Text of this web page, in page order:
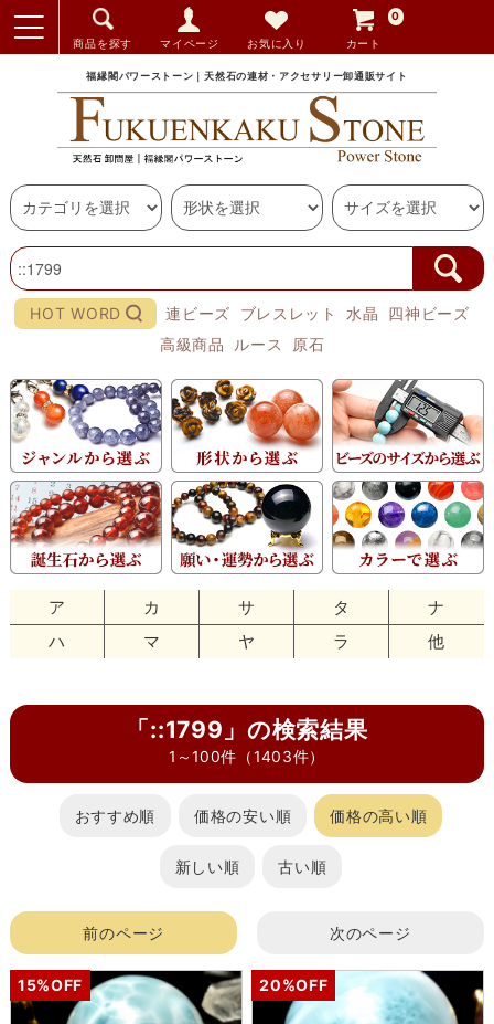
商品を探す マイページ お気に入り カート
0
福縁閣パワーストーン｜天然石の連材・アクセサリー卸通販サイト
HOT WORD 連ビーズ ブレスレット 水晶
四神ビーズ
高級商品
ルース 原石
ア カ サ タ
ナ
ハ
マ ヤ ラ 他
「::1799」の検索結果
1～100件（1403件）
おすすめ順 価格の安い順 価格の高い順
新しい順 古い順
前のページ 次のページ
15%OFF 20%OFF